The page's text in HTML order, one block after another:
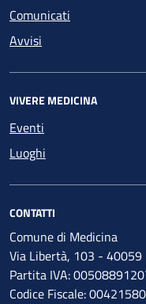
Comunicati
Avvisi
VIVERE MEDICINA
Eventi
Luoghi
CONTATTI
Comune di Medicina
Via Libertà, 103 - 40059
Partita IVA:
Codice Fiscale: